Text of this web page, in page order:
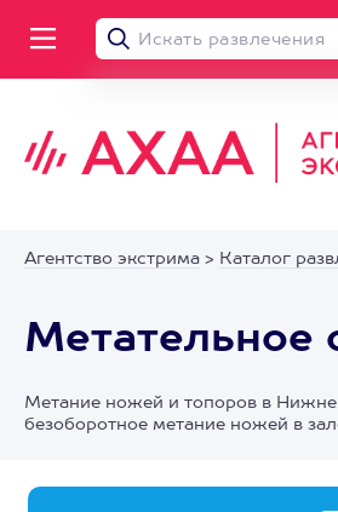
Агентство экстрима > Каталог
Метание ножей и топоров в
безоборотное метание ножей в